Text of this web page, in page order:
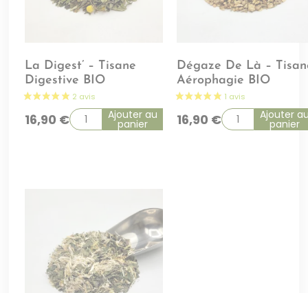
La Digest’ – Tisane
Digestive BIO
16,90 € Ajouter au
panier
Dégaze De Là –
Aérophagie BIO
16,90 € Ajouter
panier